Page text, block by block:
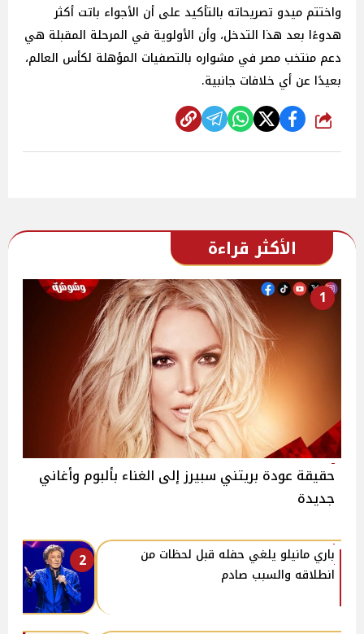
واختتم ميدو تصريحاته بالتأكيد على أن الأجواء باتت أكثر
هدوءًا بعد هذا التدخل، وأن الأولوية في المرحلة المقبلة هي
دعم منتخب مصر في مشواره بالتصفيات المؤهلة لكأس العالم،
بعيدًا عن أي خلافات جانبية.
شارك
الأكثر قراءة
1
حقيقة عودة بريتني سبيرز إلى الغناء بألبوم وأغاني
جديدة
2
باري مانيلو يلغي حفله قبل لحظات من
انطلاقه والسبب صادم